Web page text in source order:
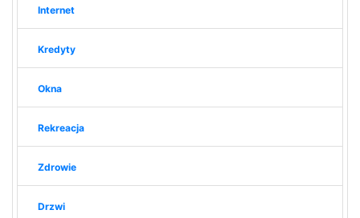
Internet
Kredyty
Okna
Rekreacja
Zdrowie
Drzwi